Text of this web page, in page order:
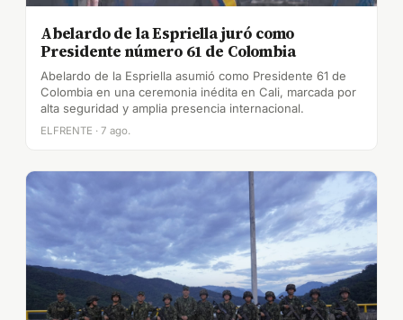
Abelardo de la Espriella juró como
Presidente número 61 de Colombia
Abelardo de la Espriella asumió como Presidente 61 de
Colombia en una ceremonia inédita en Cali, marcada por
alta seguridad y amplia presencia internacional.
ELFRENTE · 7 ago.